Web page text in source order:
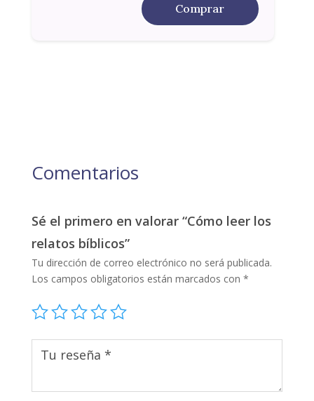
Comprar
Comentarios
Sé el primero en valorar “Cómo leer los
relatos bíblicos”
Tu dirección de correo electrónico no será publicada.
Los campos obligatorios están marcados con *